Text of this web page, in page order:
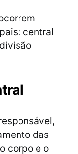
central
das
corpo e o